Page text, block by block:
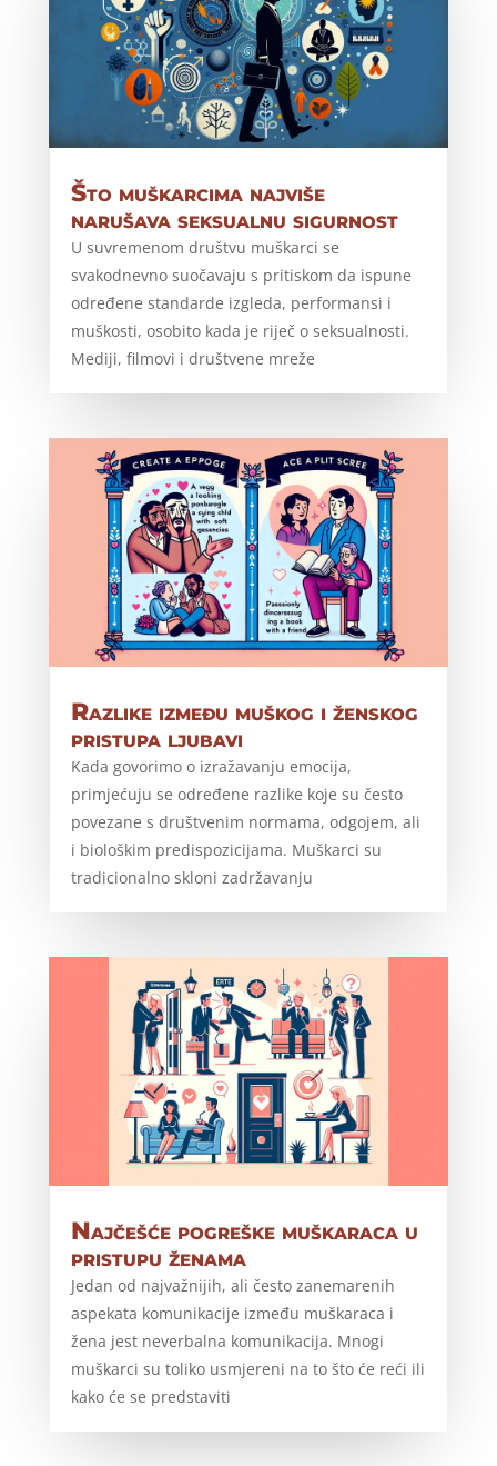
Što muškarcima najviše
narušava seksualnu sigurnost
U suvremenom društvu muškarci se
svakodnevno suočavaju s pritiskom da ispune
određene standarde izgleda, performansi i
muškosti, osobito kada je riječ o seksualnosti.
Mediji, filmovi i društvene mreže
Razlike između muškog i ženskog
pristupa ljubavi
Kada govorimo o izražavanju emocija,
primjećuju se određene razlike koje su često
povezane s društvenim normama, odgojem, ali
i biološkim predispozicijama. Muškarci su
tradicionalno skloni zadržavanju
Najčešće pogreške muškaraca u
pristupu ženama
Jedan od najvažnijih, ali često zanemarenih
aspekata komunikacije između muškaraca i
žena jest neverbalna komunikacija. Mnogi
muškarci su toliko usmjereni na to što će reći ili
kako će se predstaviti